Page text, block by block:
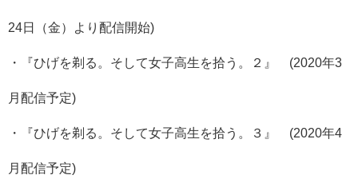
24日（金）より配信開始)
・『ひげを剃る。そして女子高生を拾う。２』 (2020年3
月配信予定)
・『ひげを剃る。そして女子高生を拾う。３』 (2020年4
月配信予定)